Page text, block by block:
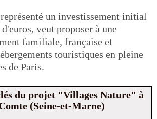
un investissement initial
veut proposer à une
familiale, française et
touristiques en pleine
de Paris.
du projet "Villages Nature" à
(Seine-et-Marne)